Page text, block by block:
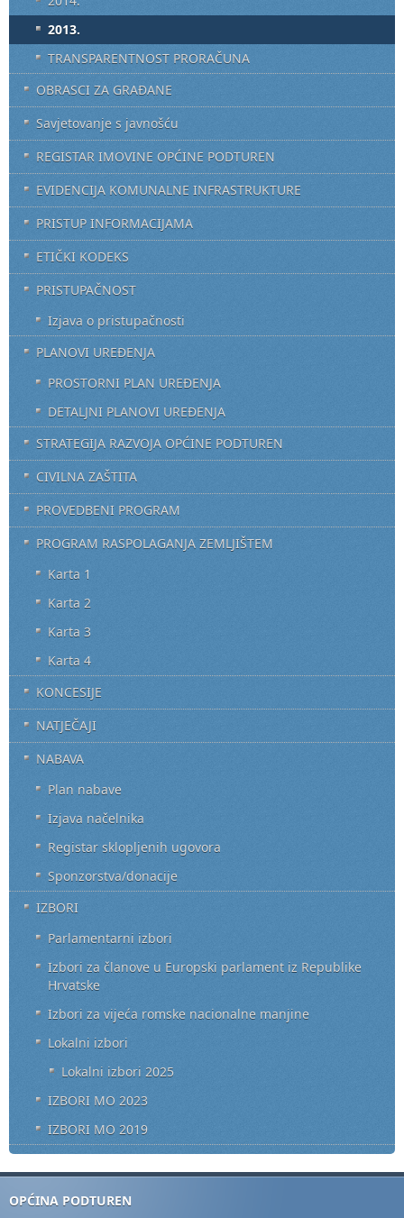
2013.
TRANSPARENTNOST PRORAČUNA
OBRASCI ZA GRAĐANE
Savjetovanje s javnošću
REGISTAR IMOVINE OPĆINE PODTUREN
EVIDENCIJA KOMUNALNE INFRASTRUKTURE
PRISTUP INFORMACIJAMA
ETIČKI KODEKS
PRISTUPAČNOST
Izjava o pristupačnosti
PLANOVI UREĐENJA
PROSTORNI PLAN UREĐENJA
DETALJNI PLANOVI UREĐENJA
STRATEGIJA RAZVOJA OPĆINE PODTUREN
CIVILNA ZAŠTITA
PROVEDBENI PROGRAM
PROGRAM RASPOLAGANJA ZEMLJIŠTEM
Karta 1
Karta 2
Karta 3
Karta 4
KONCESIJE
NATJEČAJI
NABAVA
Plan nabave
Izjava načelnika
Registar sklopljenih ugovora
Sponzorstva/donacije
IZBORI
Parlamentarni izbori
Izbori za članove u Europski parlament iz Republike
Hrvatske
Izbori za vijeća romske nacionalne manjine
Lokalni izbori
Lokalni izbori 2025
IZBORI MO 2023
IZBORI MO 2019
OPĆINA PODTUREN